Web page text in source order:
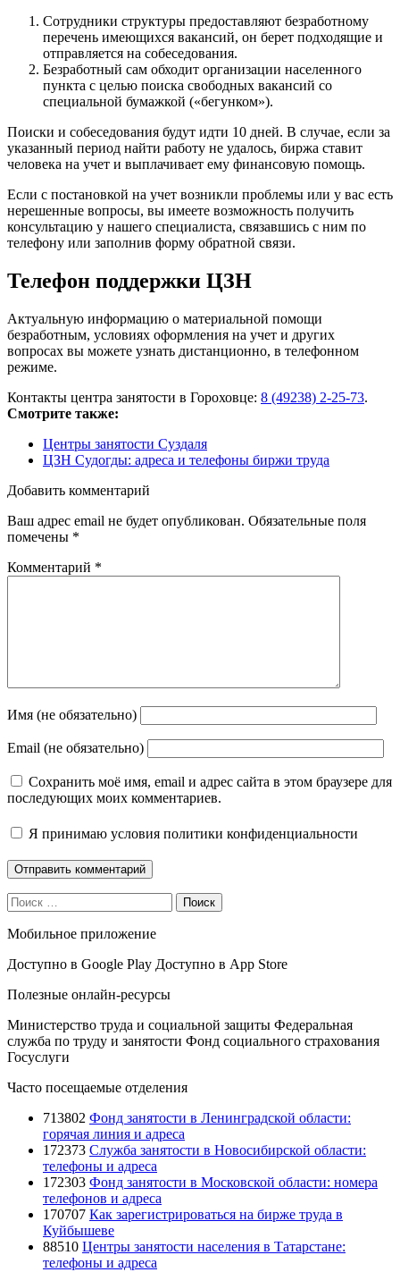
Сотрудники структуры предоставляют безработному
перечень имеющихся вакансий, он берет подходящие и
отправляется на собеседования.
Безработный сам обходит организации населенного
пункта с целью поиска свободных вакансий со
специальной бумажкой («бегунком»).
Поиски и собеседования будут идти 10 дней. В случае, если за
указанный период найти работу не удалось, биржа ставит
человека на учет и выплачивает ему финансовую помощь.
Если с постановкой на учет возникли проблемы или у вас есть
нерешенные вопросы, вы имеете возможность получить
консультацию у нашего специалиста, связавшись с ним по
телефону или заполнив форму обратной связи.
Телефон поддержки ЦЗН
Актуальную информацию о материальной помощи
безработным, условиях оформления на учет и других
вопросах вы можете узнать дистанционно, в телефонном
режиме.
Контакты центра занятости в Гороховце: 8 (49238) 2-25-73.
Смотрите также:
Центры занятости Суздаля
ЦЗН Судогды: адреса и телефоны биржи труда
Добавить комментарий
Ваш адрес email не будет опубликован. Обязательные поля
помечены *
Комментарий *
Имя (не обязательно)
Email (не обязательно)
Сохранить моё имя, email и адрес сайта в этом браузере для
последующих моих комментариев.
Я принимаю условия политики конфиденциальности
Поиск
Мобильное приложение
Доступно в Google Play Доступно в App Store
Полезные онлайн-ресурсы
Министерство труда и социальной защиты Федеральная
служба по труду и занятости Фонд социального страхования
Госуслуги
Часто посещаемые отделения
713802 Фонд занятости в Ленинградской области:
горячая линия и адреса
172373 Служба занятости в Новосибирской области:
телефоны и адреса
172303 Фонд занятости в Московской области: номера
телефонов и адреса
170707 Как зарегистрироваться на бирже труда в
Куйбышеве
88510 Центры занятости населения в Татарстане:
телефоны и адреса